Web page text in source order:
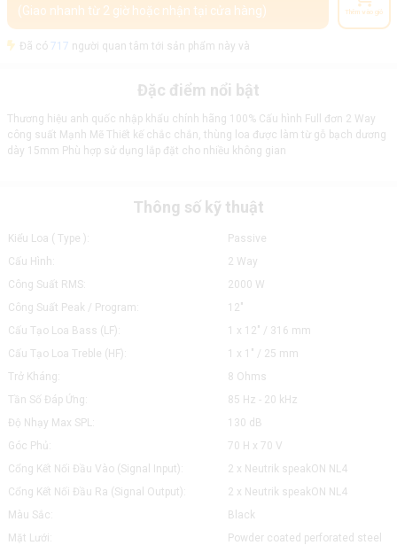
(Giao nhanh từ 2 giờ hoặc nhận tại cửa hàng) Thêm vào giỏ
Đã có 717 người quan tâm tới sản phẩm này và
Đặc điểm nổi bật
Thương hiệu anh quốc nhập khẩu chính hãng 100% Cấu hình Full đơn 2 Way
công suất Mạnh Mẽ Thiết kế chắc chắn, thùng loa được làm từ gỗ bạch dương
dày 15mm Phù hợp sử dụng lắp đặt cho nhiều không gian
Thông số kỹ thuật
Kiểu Loa ( Type ):
Passive
Cấu Hình:
2 Way
Công Suất RMS:
2000 W
Công Suất Peak / Program:
12"
Cấu Tạo Loa Bass (LF):
1 x 12" / 316 mm
Cấu Tạo Loa Treble (HF):
1 x 1" / 25 mm
Trở Kháng:
8 Ohms
Tần Số Đáp Ứng:
85 Hz - 20 kHz
Độ Nhạy Max SPL:
130 dB
Góc Phủ:
70 H x 70 V
Cổng Kết Nối Đầu Vào (Signal Input):
2 x Neutrik speakON NL4
Cổng Kết Nối Đầu Ra (Signal Output):
2 x Neutrik speakON NL4
Màu Sắc:
Black
Mặt Lưới:
Powder coated perforated steel